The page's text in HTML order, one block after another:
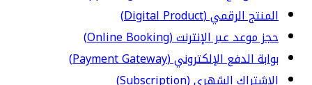
المنتج الرقمي (Digital Product)
حجز موعد عبر الإنترنت (Online Booking)
بوابة الدفع الإلكتروني (Payment Gateway)
الاشتراك الشهري (Subscription)